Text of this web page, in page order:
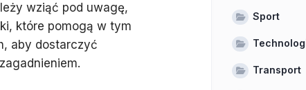
wziąć pod uwagę,
które pomogą w tym
aby dostarczyć
Sport
Transport